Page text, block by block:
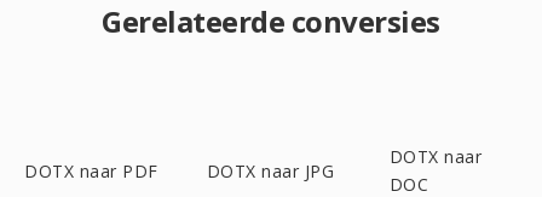
Gerelateerde conversies
DOTX naar PDF DOTX naar JPG
DOTX naar
DOC